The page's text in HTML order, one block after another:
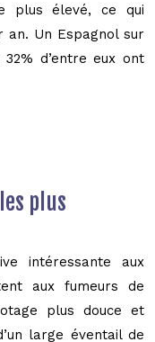
plus élevé, ce qui
an. Un Espagnol sur
d’entre eux ont
plus
intéressante aux
aux fumeurs de
plus douce et
large éventail de